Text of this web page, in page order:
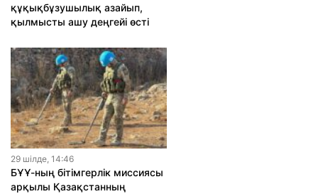
құқықбұзушылық азайып,
қылмысты ашу деңгейі өсті
29 шiлде, 14:46
БҰҰ-ның бітімгерлік миссиясы
арқылы Қазақстанның